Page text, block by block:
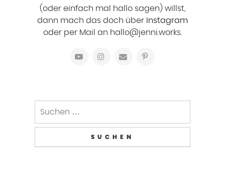
(oder einfach mal hallo sagen) willst,
dann mach das doch über Instagram
oder per Mail an hallo@jenni.works.